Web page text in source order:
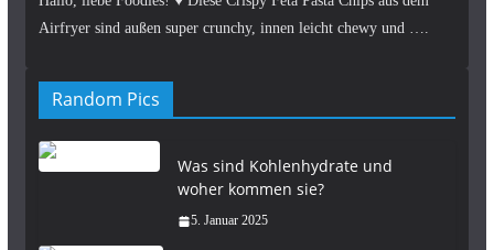
Airfryer sind außen super crunchy, innen leicht chewy und ….
Random Pics
Was sind Kohlenhydrate und
woher kommen sie?
5. Januar 2025